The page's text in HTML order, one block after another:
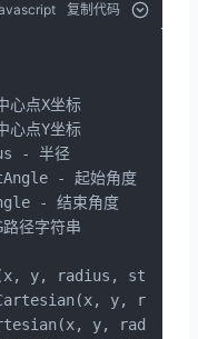
复制代码
点X坐标
点Y坐标
- 半径
- 起始角度
- 结束角度
径字符串
y, radius,
y,
y, radius,